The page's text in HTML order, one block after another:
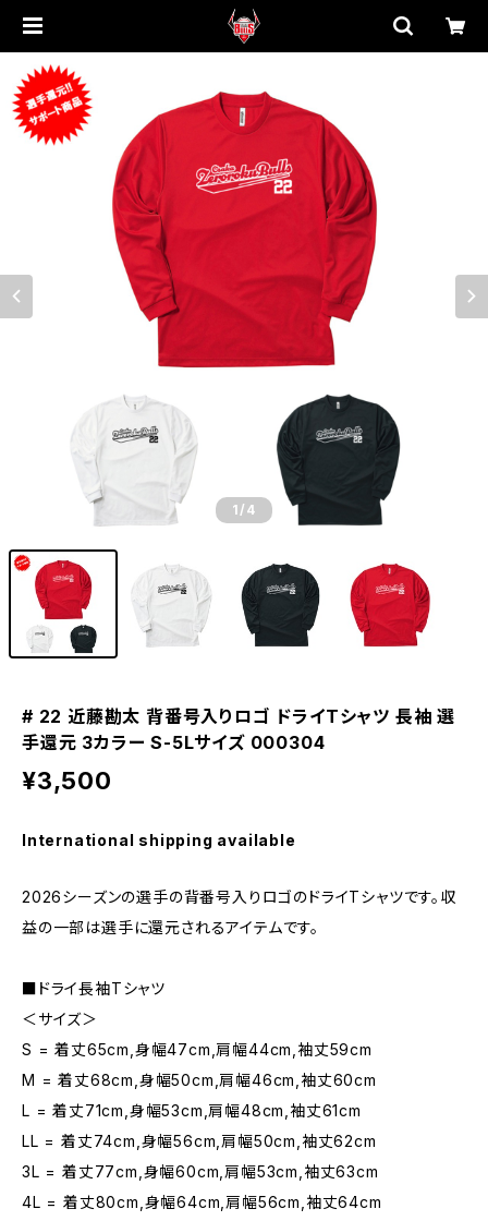
1 /4
# 22 近藤勘太 背番号入りロゴ ドライTシャツ 長袖 選
手還元 3カラー S-5Lサイズ 000304
¥3,500
International shipping available
2026シーズンの選手の背番号入りロゴのドライTシャツです。収
益の一部は選手に還元されるアイテムです。
■ドライ長袖Tシャツ
＜サイズ＞
S = 着丈65cm,身幅47cm,肩幅44cm,袖丈59cm
M = 着丈68cm,身幅50cm,肩幅46cm,袖丈60cm
L = 着丈71cm,身幅53cm,肩幅48cm,袖丈61cm
LL = 着丈74cm,身幅56cm,肩幅50cm,袖丈62cm
3L = 着丈77cm,身幅60cm,肩幅53cm,袖丈63cm
4L = 着丈80cm,身幅64cm,肩幅56cm,袖丈64cm